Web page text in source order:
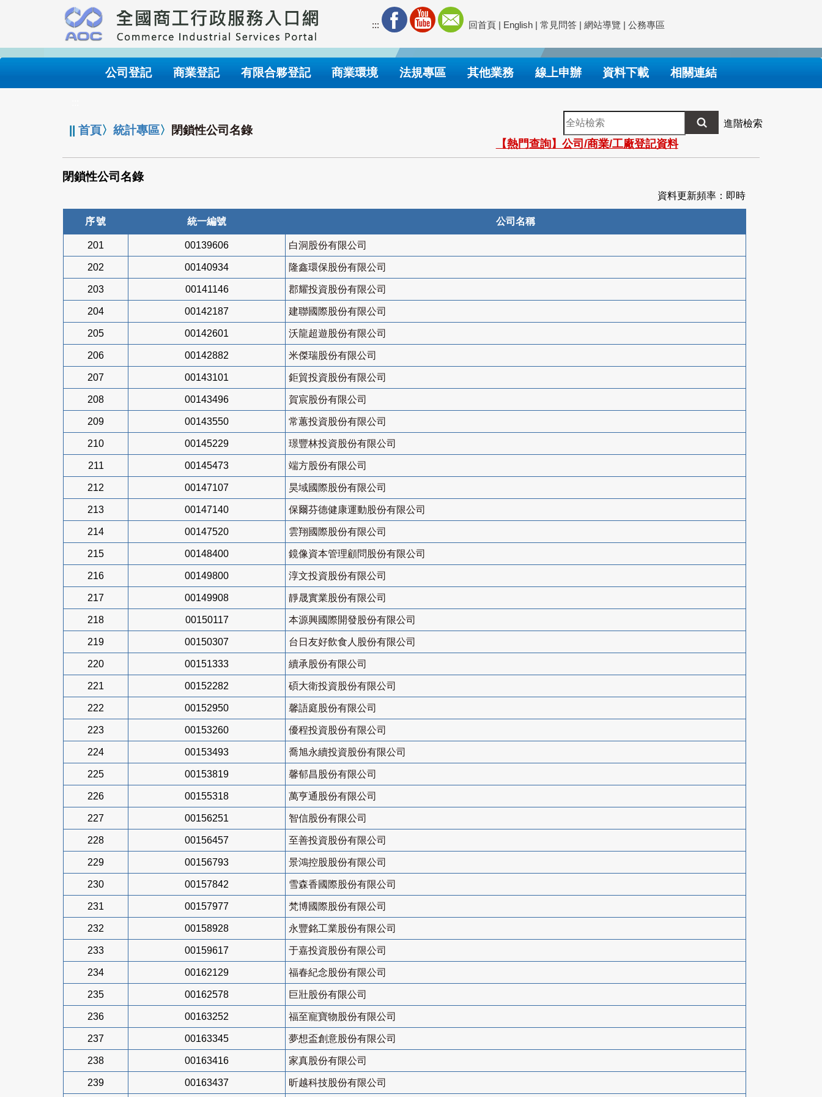
要
內
::: 回首頁 | English | 常見問答 | 網站導覽 | 公務專區
公司登記 商業登記 有限合夥登記 商業環境 法規專區 其他業務 線上申辦 資料下載 相關連結
||首頁〉統計專區〉 閉鎖性公司名錄
全
站
檢
索
進階檢索
【熱門查詢】公司/商業/工廠登記資料
閉鎖性公司名錄
資料更新頻率：即時
序號 統一編號 公司名稱
201 00139606 白洞股份有限公司
202 00140934 隆鑫環保股份有限公司
203 00141146 郡耀投資股份有限公司
204 00142187 建聯國際股份有限公司
205 00142601 沃龍超遊股份有限公司
206 00142882 米傑瑞股份有限公司
207 00143101 鉅貿投資股份有限公司
208 00143496 賀宸股份有限公司
209 00143550 常蕙投資股份有限公司
210 00145229 璟豐林投資股份有限公司
211 00145473 端方股份有限公司
212 00147107 昊域國際股份有限公司
213 00147140 保爾芬德健康運動股份有限公司
214 00147520 雲翔國際股份有限公司
215 00148400 鏡像資本管理顧問股份有限公司
216 00149800 淳文投資股份有限公司
217 00149908 靜晟實業股份有限公司
218 00150117 本源興國際開發股份有限公司
219 00150307 台日友好飲食人股份有限公司
220 00151333 續承股份有限公司
221 00152282 碩大衛投資股份有限公司
222 00152950 馨語庭股份有限公司
223 00153260 優程投資股份有限公司
224 00153493 喬旭永續投資股份有限公司
225 00153819 馨郁昌股份有限公司
226 00155318 萬亨通股份有限公司
227 00156251 智信股份有限公司
228 00156457 至善投資股份有限公司
229 00156793 景鴻控股股份有限公司
230 00157842 雪森香國際股份有限公司
231 00157977 梵博國際股份有限公司
232 00158928 永豐銘工業股份有限公司
233 00159617 于嘉投資股份有限公司
234 00162129 福春紀念股份有限公司
235 00162578 巨壯股份有限公司
236 00163252 福至寵寶物股份有限公司
237 00163345 夢想盃創意股份有限公司
238 00163416 家真股份有限公司
239 00163437 昕越科技股份有限公司